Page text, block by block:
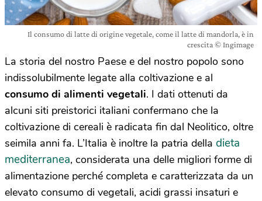
Il consumo di latte di origine vegetale, come il latte di mandorla, è in
crescita © Ingimage
La storia del nostro Paese e del nostro popolo sono
indissolubilmente legate alla coltivazione e al
consumo di alimenti vegetali. I dati ottenuti da
alcuni siti preistorici italiani confermano che la
coltivazione di cereali è radicata fin dal Neolitico, oltre
seimila anni fa. L’Italia è inoltre la patria della dieta
mediterranea, considerata una delle migliori forme di
alimentazione perché completa e caratterizzata da un
elevato consumo di vegetali, acidi grassi insaturi e